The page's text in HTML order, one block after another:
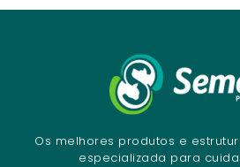
Os melhores produtos e
especializada para